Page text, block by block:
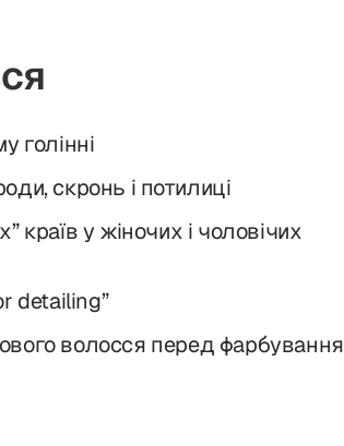
голінні
скронь і потилиці
країв у жіночих і чоловічих
detailing”
волосся перед